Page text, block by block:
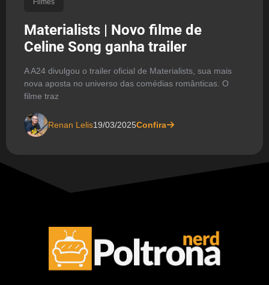
Filmes
Materialists | Novo filme de
Celine Song ganha trailer
A A24 divulgou o trailer oficial de Materialists, sua mais
nova aposta no universo das comédias românticas. O
filme traz
Renan Lelis19/03/2025Confira